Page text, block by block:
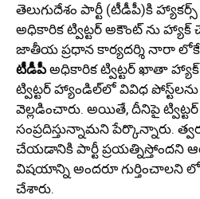
తెలుగుదేశం పార్టీ (టీడీపీ)కి
అధికారిక ట్విట్టర్ అకౌంట్ ను
జాతీయ ప్రధాన కార్యదర్శి నారా లోకేశ్
టీడీపీఅధికారిక ట్విట్టర్ ఖాతా హ్యాక్
ట్విట్టర్ హ్యాండిల్‌లో వివిధ
వెల్లడించారు. అయితే, దీనిపై
సంప్రదిస్తున్నామని పేర్కొన్నారు.
చేయడానికి పార్టీ ప్రయత్నిస్తోందని
విషయాన్ని అందరూ గుర్తించాలని
చేశారు.